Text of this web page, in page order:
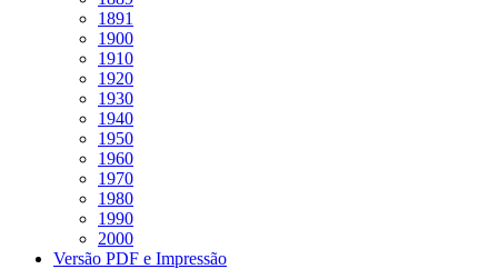
1891
1900
1910
1920
1930
1940
1950
1960
1970
1980
1990
2000
Versão PDF e Impressão